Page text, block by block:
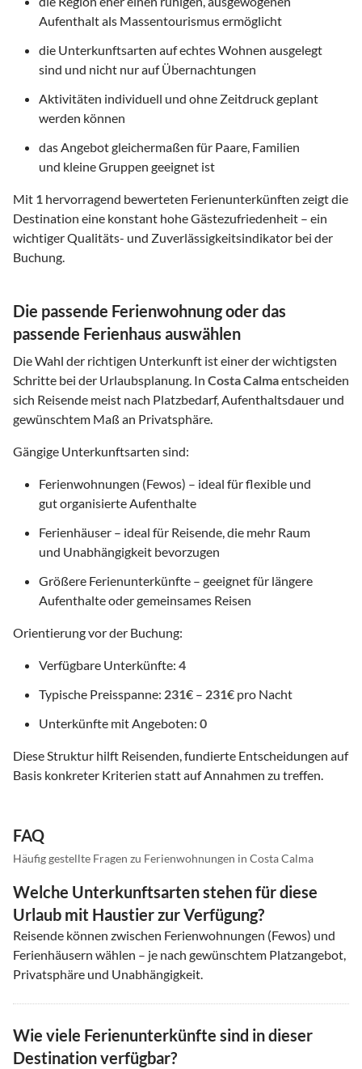
Aufenthalt als Massentourismus ermöglicht
die Unterkunftsarten auf echtes Wohnen ausgelegt
sind und nicht nur auf Übernachtungen
Aktivitäten individuell und ohne Zeitdruck geplant
werden können
das Angebot gleichermaßen für Paare, Familien
und kleine Gruppen geeignet ist
Mit 1 hervorragend bewerteten Ferienunterkünften zeigt die
Destination eine konstant hohe Gästezufriedenheit – ein
wichtiger Qualitäts- und Zuverlässigkeitsindikator bei der
Buchung.
Die passende Ferienwohnung oder das
passende Ferienhaus auswählen
Die Wahl der richtigen Unterkunft ist einer der wichtigsten
Schritte bei der Urlaubsplanung. In Costa Calmaentscheiden
sich Reisende meist nach Platzbedarf, Aufenthaltsdauer und
gewünschtem Maß an Privatsphäre.
Gängige Unterkunftsarten sind:
Ferienwohnungen (Fewos) – ideal für flexible und
gut organisierte Aufenthalte
Ferienhäuser – ideal für Reisende, die mehr Raum
und Unabhängigkeit bevorzugen
Größere Ferienunterkünfte – geeignet für längere
Aufenthalte oder gemeinsames Reisen
Orientierung vor der Buchung:
Verfügbare Unterkünfte: 4
Typische Preisspanne: 231€ – 231€ pro Nacht
Unterkünfte mit Angeboten: 0
Diese Struktur hilft Reisenden, fundierte Entscheidungen auf
Basis konkreter Kriterien statt auf Annahmen zu treffen.
FAQ
Häufig gestellte Fragen zu Ferienwohnungen in Costa Calma
Welche Unterkunftsarten stehen für diese
Urlaub mit Haustier zur Verfügung?
Reisende können zwischen Ferienwohnungen (Fewos) und
Ferienhäusern wählen – je nach gewünschtem Platzangebot,
Privatsphäre und Unabhängigkeit.
Wie viele Ferienunterkünfte sind in dieser
Destination verfügbar?